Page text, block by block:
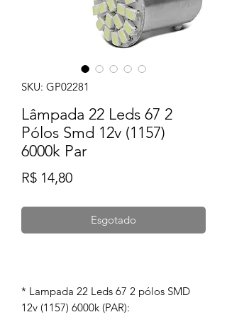
SKU: GP02281
Lâmpada 22 Leds 67 2
Pólos Smd 12v (1157)
6000k Par
R$ 14,80Preço
Esgotado
* Lampada 22 Leds 67 2 pólos SMD
12v (1157) 6000k (PAR):